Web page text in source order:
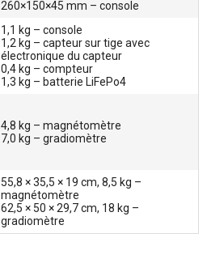
260×150×45 mm – console
1,1 kg – console
1,2 kg – capteur sur tige avec
électronique du capteur
0,4 kg – compteur
1,3 kg – batterie LiFePo4
4,8 kg – magnétomètre
7,0 kg – gradiomètre
55,8 × 35,5 × 19 cm, 8,5 kg –
magnétomètre
62,5 × 50 × 29,7 cm, 18 kg –
gradiomètre